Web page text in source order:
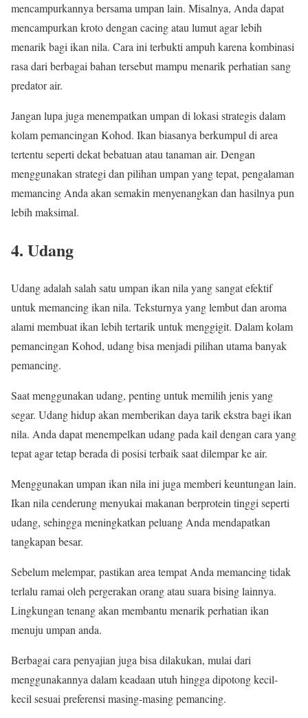
mencampurkannya bersama umpan lain. Misalnya, Anda dapat
mencampurkan kroto dengan cacing atau lumut agar lebih
menarik bagi ikan nila. Cara ini terbukti ampuh karena kombinasi
rasa dari berbagai bahan tersebut mampu menarik perhatian sang
predator air.
Jangan lupa juga menempatkan umpan di lokasi strategis dalam
kolam pemancingan Kohod. Ikan biasanya berkumpul di area
tertentu seperti dekat bebatuan atau tanaman air. Dengan
menggunakan strategi dan pilihan umpan yang tepat, pengalaman
memancing Anda akan semakin menyenangkan dan hasilnya pun
lebih maksimal.
4. Udang
Udang adalah salah satu umpan ikan nila yang sangat efektif
untuk memancing ikan nila. Teksturnya yang lembut dan aroma
alami membuat ikan lebih tertarik untuk menggigit. Dalam kolam
pemancingan Kohod, udang bisa menjadi pilihan utama banyak
pemancing.
Saat menggunakan udang, penting untuk memilih jenis yang
segar. Udang hidup akan memberikan daya tarik ekstra bagi ikan
nila. Anda dapat menempelkan udang pada kail dengan cara yang
tepat agar tetap berada di posisi terbaik saat dilempar ke air.
Menggunakan umpan ikan nila ini juga memberi keuntungan lain.
Ikan nila cenderung menyukai makanan berprotein tinggi seperti
udang, sehingga meningkatkan peluang Anda mendapatkan
tangkapan besar.
Sebelum melempar, pastikan area tempat Anda memancing tidak
terlalu ramai oleh pergerakan orang atau suara bising lainnya.
Lingkungan tenang akan membantu menarik perhatian ikan
menuju umpan anda.
Berbagai cara penyajian juga bisa dilakukan, mulai dari
menggunakannya dalam keadaan utuh hingga dipotong kecil-
kecil sesuai preferensi masing-masing pemancing.